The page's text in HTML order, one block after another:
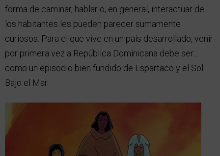
forma de caminar, hablar o, en general, interactuar de
los habitantes les pueden parecer sumamente
curiosos. Para el que vive en un país desarrollado, venir
por primera vez a República Dominicana debe ser…
como un episodio bien fundido de Espartaco y el Sol
Bajo el Mar.